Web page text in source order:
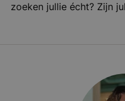
zoeken jullie écht? Zijn